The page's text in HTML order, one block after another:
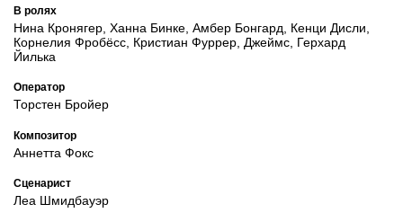
В ролях
Нина Кронягер, Ханна Бинке, Амбер Бонгард, Кенци Дисли,
Корнелия Фробёсс, Кристиан Фуррер, Джеймс, Герхард
Йилька
Оператор
Торстен Бройер
Композитор
Аннетта Фокс
Сценарист
Леа Шмидбауэр